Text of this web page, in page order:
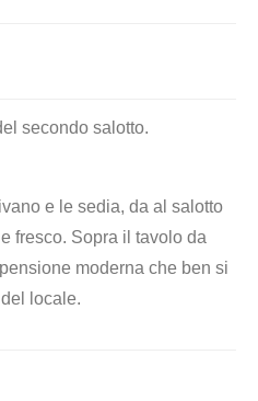
secondo salotto.
e le sedia, da al salotto
fresco. Sopra il tavolo da
moderna che ben si
locale.